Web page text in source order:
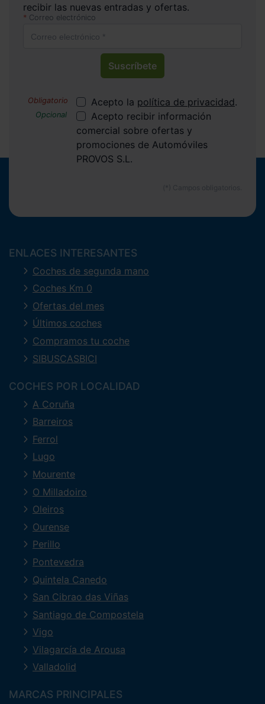
recibir las nuevas entradas y ofertas.
Correo electrónico
Suscríbete
Acepto la política de privacidad.
Acepto recibir información
comercial sobre ofertas y
promociones de Automóviles
PROVOS S.L.
ENLACES INTERESANTES
Coches de segunda mano
Coches Km 0
Ofertas del mes
Últimos coches
Compramos tu coche
SIBUSCASBICI
COCHES POR LOCALIDAD
A Coruña
Barreiros
Ferrol
Lugo
Mourente
O Milladoiro
Oleiros
Ourense
Perillo
Pontevedra
Quintela Canedo
San Cibrao das Viñas
Santiago de Compostela
Vigo
Vilagarcía de Arousa
Valladolid
MARCAS PRINCIPALES